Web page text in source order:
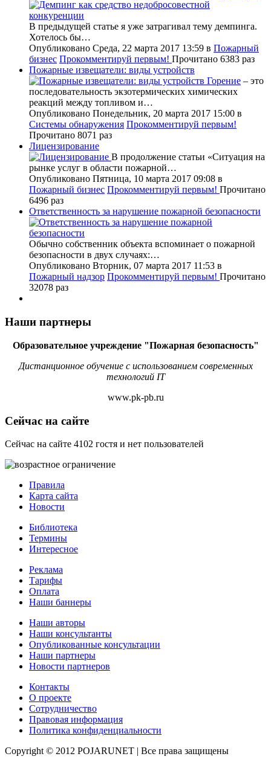
В предыдущей статье я уже затрагивал тему демпинга.
Хотелось бы…
Опубликовано Среда, 22 марта 2017 13:59 в Пожарный
бизнес Прокомментируй первым! Прочитано 6383 раз
Пожарные извещатели: виды устройств
Горение – это
последовательность экзотермических химических
реакций между топливом и…
Опубликовано Понедельник, 20 марта 2017 15:00 в
Системы обнаружения Прокомментируй первым!
Прочитано 8071 раз
Лицензирование
В продолжение статьи «Ситуация на
рынке услуг в области пожарной…
Опубликовано Пятница, 10 марта 2017 09:08 в
Пожарный бизнес Прокомментируй первым! Прочитано
6496 раз
Ответственность за нарушение пожарной безопасности
Обычно собственник объекта вспоминает о пожарной
безопасности в двух случаях:…
Опубликовано Вторник, 07 марта 2017 11:53 в
Пожарный надзор Прокомментируй первым! Прочитано
32078 раз
Наши партнеры
Образовательное учреждение "Пожарная безопасность"
Дистанционное обучение с использованием современных
технологий IT
www.pk-pb.ru
Сейчас на сайте
Сейчас на сайте 4102 гостя и нет пользователей
Правила
Карта сайта
Новости
Библиотека
Термины
Интересное
Реклама
Тарифы
Оплата
Наши баннеры
Наши авторы
Наши консультанты
Опубликованные консультации
Наши партнеры
Новости партнеров
Контакты
О проекте
Сотрудничество
Правовая информация
Политика конфиденциальности
Copyright © 2012 POJARUNET | Все права защищены